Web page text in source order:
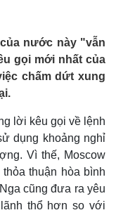
nước này "vẫn
gọi mới nhất của
chấm dứt xung
lời kêu gọi về lệnh
dụng khoảng nghỉ
Vì thế, Moscow
thuận hòa bình
cũng đưa ra yêu
thổ hơn so với